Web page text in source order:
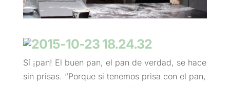
Sí ¡pan! El buen pan, el pan de verdad, se hace
sin prisas. “Porque si tenemos prisa con el pan,